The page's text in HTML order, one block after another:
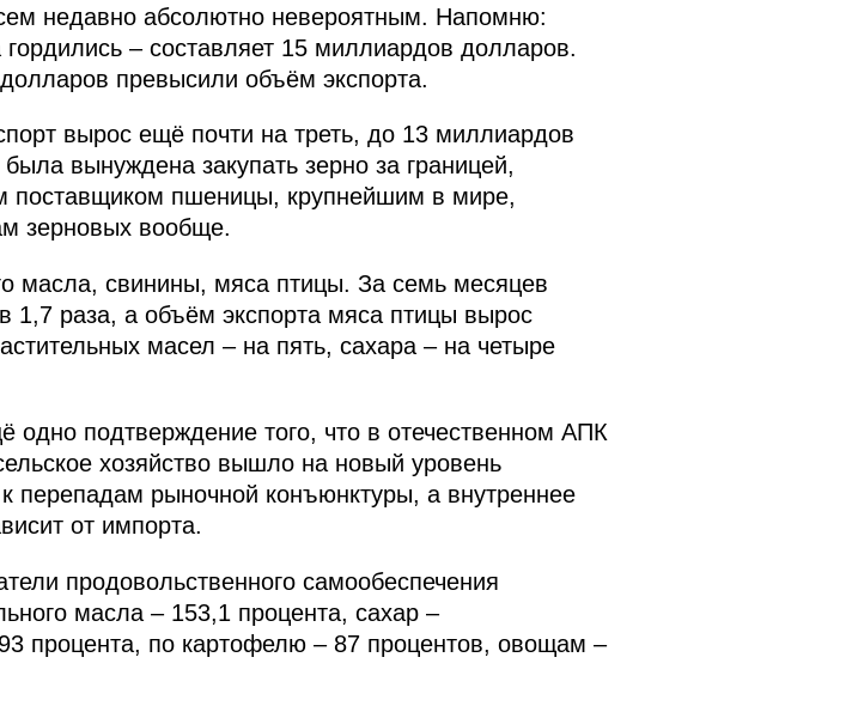
недавно абсолютно невероятным. Напомню:
– составляет 15 миллиардов долларов.
превысили объём экспорта.
вырос ещё почти на треть, до 13 миллиардов
вынуждена закупать зерно за границей,
поставщиком пшеницы, крупнейшим в мире,
зерновых вообще.
масла, свинины, мяса птицы. За семь месяцев
1,7 раза, а объём экспорта мяса птицы вырос
масел – на пять, сахара – на четыре
одно подтверждение того, что в отечественном АПК
хозяйство вышло на новый уровень
перепадам рыночной конъюнктуры, а внутреннее
от импорта.
продовольственного самообеспечения
масла – 153,1 процента, сахар –
процента, по картофелю – 87 процентов, овощам –